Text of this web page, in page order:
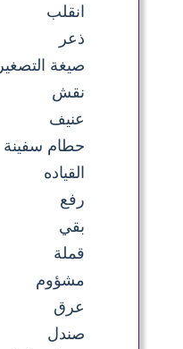
انقلب
ذعر
صيغة التصغير
نقش
عنيف
حطام سفينة
القياده
رفع
بقي
قملة
مشؤوم
عرق
صندل